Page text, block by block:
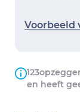
Voorbeeld
en heeft